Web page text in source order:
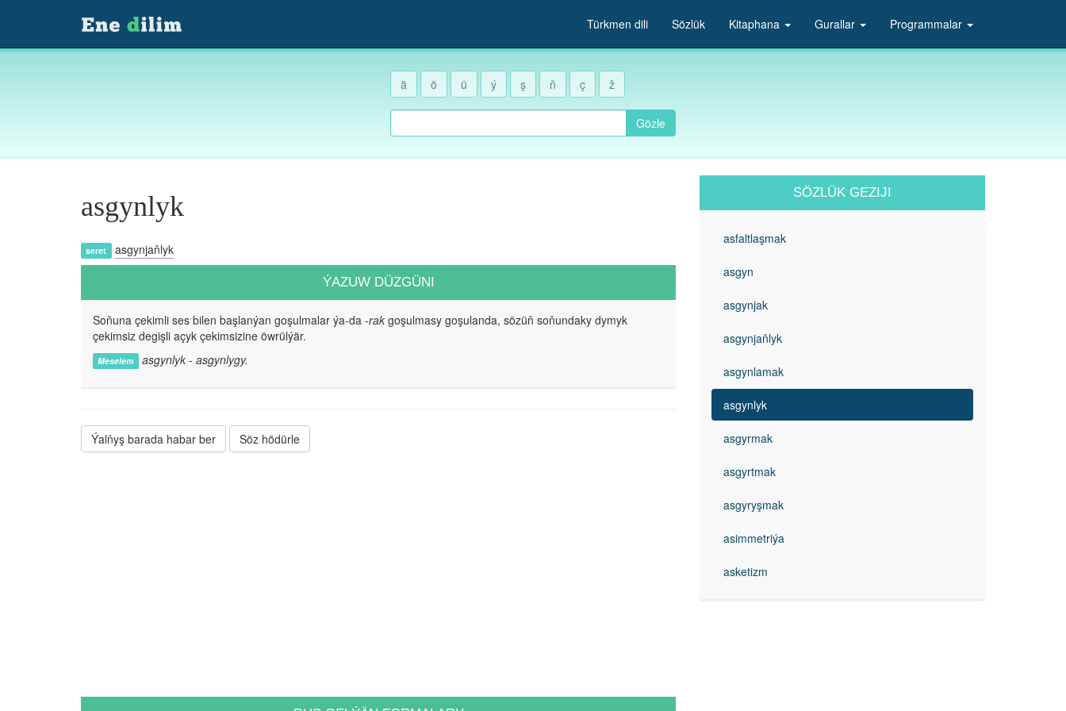
Türkmen dili Sözlük Kitaphana Gurallar Programmalar
ä ö ü ý ş ň ç ž
Gözle
asgynlyk
seret asgynjaňlyk
ÝAZUW DÜZGÜNI
Soňuna çekimli ses bilen başlanýan goşulmalar ýa-da -rak goşulmasy goşulanda, sözüň soňundaky dymyk
çekimsiz degişli açyk çekimsizine öwrülýär.
Meselem asgynlyk - asgynlygy.
Ýalňyş barada habar ber Söz hödürle
SÖZLÜK GEZIJI
asfaltlaşmak
asgyn
asgynjak
asgynjaňlyk
asgynlamak
asgynlyk
asgyrmak
asgyrtmak
asgyryşmak
asimmetriýa
asketizm